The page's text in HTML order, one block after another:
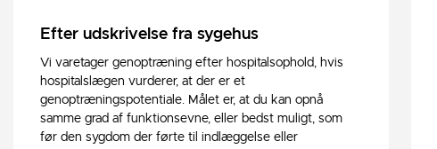
Efter udskrivelse fra sygehus
Vi varetager genoptræning efter hospitalsophold, hvis
hospitalslægen vurderer, at der er et
genoptræningspotentiale. Målet er, at du kan opnå
samme grad af funktionsevne, eller bedst muligt, som
før den sygdom der førte til indlæggelse eller